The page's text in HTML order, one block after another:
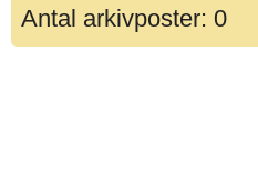
Antal arkivposter: 0